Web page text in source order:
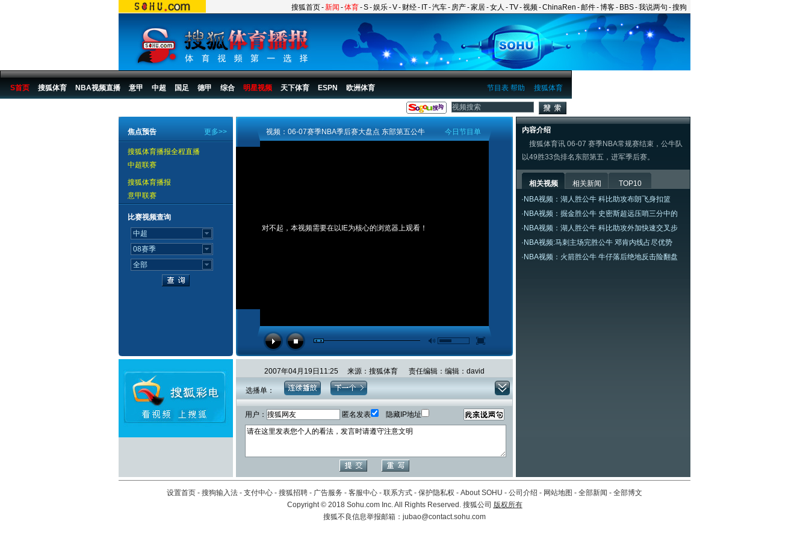
搜狐首页-新闻 -体育-S-娱乐-V- 财经- IT-汽车- 房产-家居-女人 -TV-视频-ChinaRen -邮件-博客- BBS-我说两句 -搜狗
搜狐体育
节目表 帮助
S首页 搜狐体育 NBA视频直播 意甲 中超 国足 德甲 综合 明星视频 天下体育 ESPN 欧洲体育
更多>>
焦点预告
搜狐体育播报全程直播
中超联赛
搜狐体育播报
意甲联赛
比赛视频查询
今日节目单
视频：06-07赛季NBA季后赛大盘点 东部第五公牛
对不起，本视频需要在以IE为核心的浏览器上观看！
2007年04月19日11:25 来源：搜狐体育 责任编辑：编辑：david
选播单：
用户： 匿名发表 隐藏IP地址
内容介绍
搜狐体育讯 06-07 赛季NBA常规赛结束，公牛队
以49胜33负排名东部第五，进军季后赛。
相关视频 相关新闻
TOP10
· NBA视频：湖人胜公牛 科比助攻布朗飞身扣篮
· NBA视频：掘金胜公牛 史密斯超远压哨三分中的
· NBA视频：湖人胜公牛 科比助攻外加快速交叉步
· NBA视频:马刺主场完胜公牛 邓肯内线占尽优势
· NBA视频：火箭胜公牛 牛仔落后绝地反击险翻盘
设置首页 - 搜狗输入法 - 支付中心 - 搜狐招聘 - 广告服务 - 客服中心 - 联系方式 - 保护隐私权 - About SOHU - 公司介绍 - 网站地图 - 全部新闻 - 全部博文
Copyright©2018 Sohu.com Inc. All Rights Reserved. 搜狐公司 版权所有
搜狐不良信息举报邮箱： jubao@contact.sohu.com